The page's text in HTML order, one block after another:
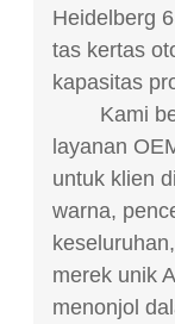
Heidelberg
tas kertas
kapasitas
Kami
layanan
untuk klien
warna,
merek unik
menonjol